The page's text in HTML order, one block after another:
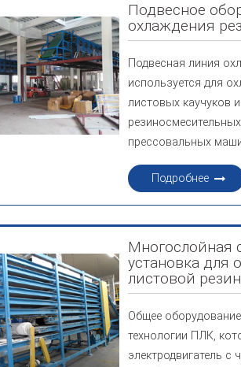
Подвесное
охлаждения
Подвесная линия
используется для
листовых каучуков
прессовальных
Подробнее
Многослойная
установка для
листовой
Общее
технологии ПЛК,
электродвигатель с